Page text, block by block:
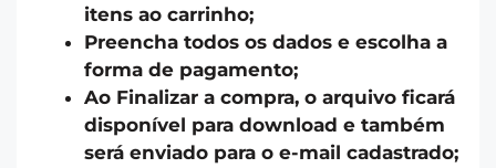
itens ao carrinho;
Preencha todos os dados e escolha a
forma de pagamento;
Ao Finalizar a compra, o arquivo ficará
disponível para download e também
será enviado para o e-mail cadastrado;